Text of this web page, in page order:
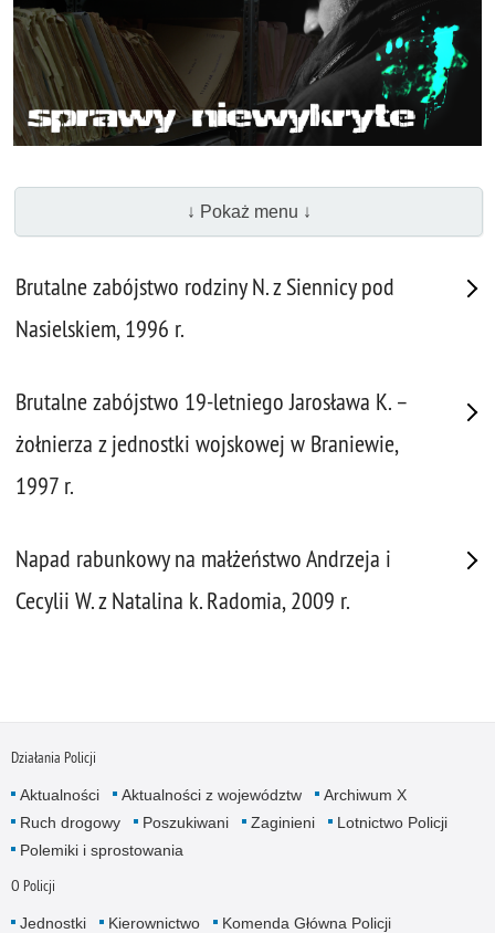
↓ Pokaż menu ↓
Brutalne zabójstwo rodziny N. z Siennicy pod
Nasielskiem, 1996 r.
Brutalne zabójstwo 19-letniego Jarosława K. –
żołnierza z jednostki wojskowej w Braniewie,
1997 r.
Napad rabunkowy na małżeństwo Andrzeja i
Cecylii W. z Natalina k. Radomia, 2009 r.
Działania Policji
Aktualności Aktualności z województw
Archiwum X
Ruch drogowy
Poszukiwani Zaginieni
Lotnictwo Policji
Polemiki i sprostowania
O Policji
Jednostki Kierownictwo
Komenda Główna Policji